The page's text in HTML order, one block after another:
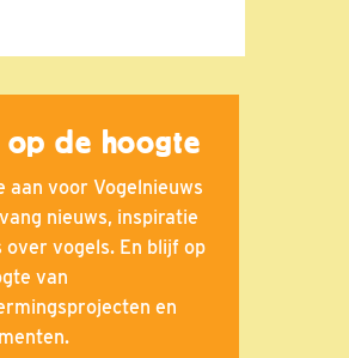
de hoogte
aan voor Vogelnieuws
nieuws, inspiratie
over vogels. En blijf op
van
en